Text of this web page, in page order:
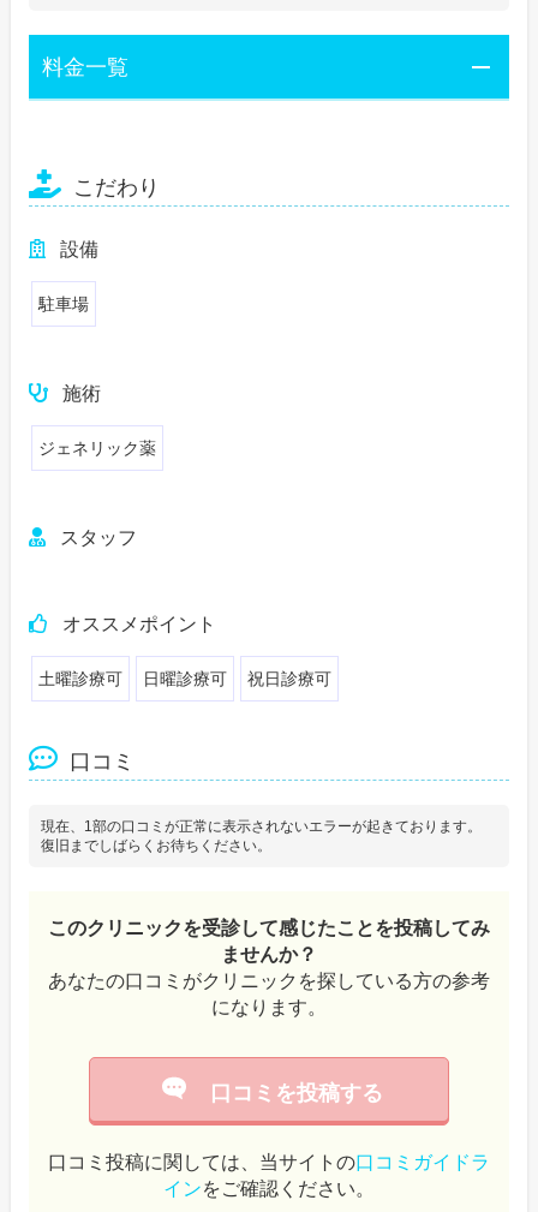
料金一覧
こだわり
設備
駐車場
施術
ジェネリック薬
スタッフ
オススメポイント
土曜診療可 日曜診療可 祝日診療可
口コミ
現在、1部の口コミが正常に表示されないエラーが起きております。
復旧までしばらくお待ちください。
このクリニックを受診して感じたことを投稿してみ
ませんか？
あなたの口コミがクリニックを探している方の参考
になります。
口コミを投稿する
口コミ投稿に関しては、当サイトの口コミガイドラ
インをご確認ください。